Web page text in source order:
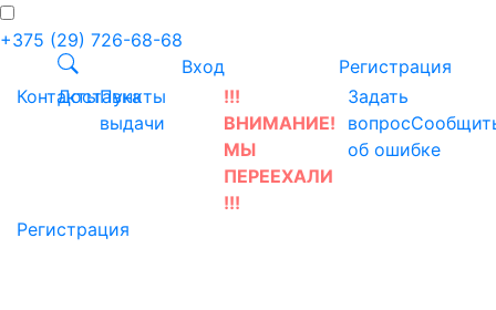
+375 (29) 726-68-68
Вход
Регистрация
КонтактыДоставка
Пункты
выдачи
!!!
ВНИМАНИЕ!
МЫ
ПЕРЕЕХАЛИ
!!!
Задать
вопрос
об ошибке
Регистрация